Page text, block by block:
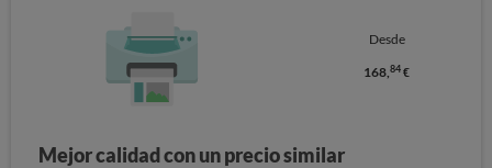
Desde
168,84 €
Mejor calidad con un precio similar